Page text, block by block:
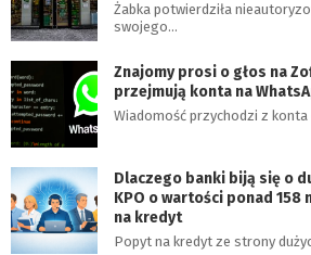
Żabka potwierdziła
swojego…
Znajomy prosi o głos na
przejmują konta na
Wiadomość przychodzi z
Dlaczego banki biją się o
KPO o wartości ponad 158
na kredyt
Popyt na kredyt ze strony